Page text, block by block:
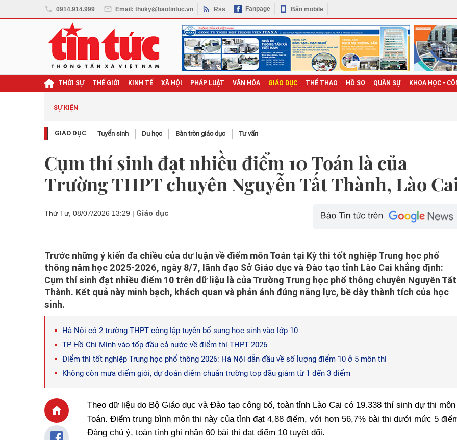
0914.914.999 Email: thuky@baotintuc.vn Rss Fanpage Bản mobile
THỜI SỰ THẾ GIỚI KINH TẾ XÃ HỘI PHÁP LUẬT VĂN HÓA GIÁO DỤC THỂ THAO HỒ SƠ QUÂN SỰ KHOA HỌC -
SỰ KIỆN
GIÁO DỤC Tuyển sinh Du học Bàn tròn giáo dục Tư vấn
Cụm thí sinh đạt nhiều điểm 10 Toán là của
Trường THPT chuyên Nguyễn Tất Thành, Lào
Thứ Tư, 08/07/2026 13:29 | Giáo dục
Trước những ý kiến đa chiều của dư luận về điểm môn Toán tại Kỳ thi tốt nghiệp Trung học phổ
thông năm học 2025-2026, ngày 8/7, lãnh đạo Sở Giáo dục và Đào tạo tỉnh Lào Cai khẳng định:
Cụm thí sinh đạt nhiều điểm 10 trên dữ liệu là của Trường Trung học phổ thông chuyên Nguyễn Tất
Thành. Kết quả này minh bạch, khách quan và phản ánh đúng năng lực, bề dày thành tích của học
sinh.
Hà Nội có 2 trường THPT công lập tuyển bổ sung học sinh vào lớp 10
TP Hồ Chí Minh vào tốp đầu cả nước về điểm thi THPT 2026
Điểm thi tốt nghiệp Trung học phổ thông 2026: Hà Nội dẫn đầu về số lượng điểm 10 ở 5 môn thi
Không còn mưa điểm giỏi, dự đoán điểm chuẩn trường top đầu giảm từ 1 đến 3 điểm
Theo dữ liệu do Bộ Giáo dục và Đào tạo công bố, toàn tỉnh Lào Cai có 19.338 thí sinh dự thi môn
Toán. Điểm trung bình môn thi này của tỉnh đạt 4,88 điểm, với hơn 56,7% bài thi dưới mức 5
Đáng chú ý, toàn tỉnh ghi nhận 60 bài thi đạt điểm 10 tuyệt đối.